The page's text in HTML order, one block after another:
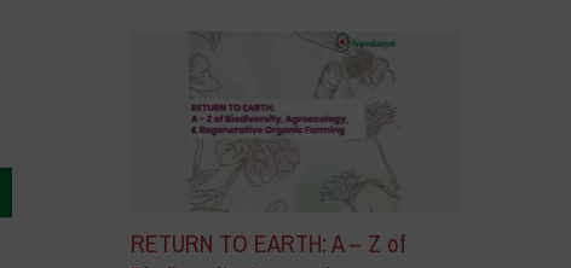
RETURN TO EARTH: A – Z of